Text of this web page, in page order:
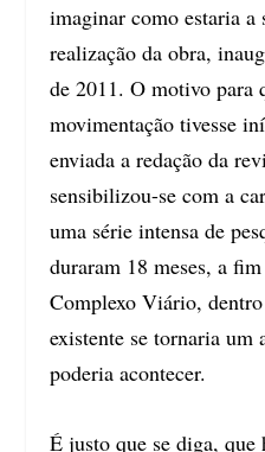
imaginar como estaria a
realização da obra,
de 2011. O motivo para
movimentação tivesse
enviada a redação da
sensibilizou-se com a
uma série intensa de
duraram 18 meses, a
Complexo Viário,
existente se tornaria
poderia acontecer.
É justo que se diga, que